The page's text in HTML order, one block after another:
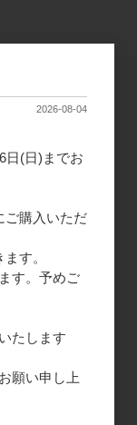
、入金後にご連絡
二営業部
願いいたします。
締め、翌月末払い
です。VISA /
がご利用いた
2026-08-04
日(日)までお
ご購入いただ
す。
す。予めご
たします
願い申し上